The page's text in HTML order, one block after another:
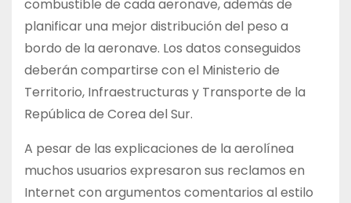
combustible de cada aeronave, además de
planificar una mejor distribución del peso a
bordo de la aeronave. Los datos conseguidos
deberán compartirse con el Ministerio de
Territorio, Infraestructuras y Transporte de la
República de Corea del Sur.
A pesar de las explicaciones de la aerolínea
muchos usuarios expresaron sus reclamos en
Internet con argumentos comentarios al estilo